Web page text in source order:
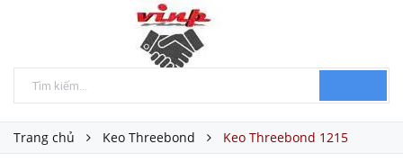
Trang chủ Keo Threebond Keo Threebond 1215